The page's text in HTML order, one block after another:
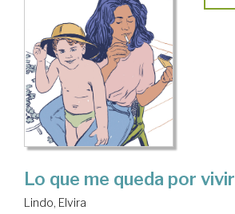
Lo que me queda por vivir
Lindo, Elvira